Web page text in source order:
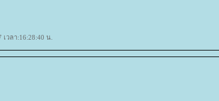
วลา:16:28:40 น.